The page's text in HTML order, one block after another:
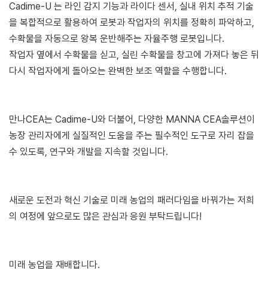
Cadime-U 는 라인 감지 기능과 라이다 센서, 실내 위치 추적 기술
을 복합적으로 활용하여 로봇과 작업자의 위치를 정확히 파악하고,
수확물을 자동으로 왕복 운반해주는 자율주행 로봇입니다.
작업자 옆에서 수확물을 싣고, 실린 수확물을 창고에 가져다 놓은 뒤
다시 작업자에게 돌아오는 완벽한 보조 역할을 수행합니다.
만나CEA는 Cadime-U와 더불어, 다양한 MANNA CEA솔루션이
농장 관리자에게 실질적인 도움을 주는 필수적인 도구로 자리 잡을
수 있도록, 연구와 개발을 지속할 것입니다.
새로운 도전과 혁신 기술로 미래 농업의 패러다임을 바꿔가는 저희
의 여정에 앞으로도 많은 관심과 응원 부탁드립니다!
미래 농업을 재배합니다.